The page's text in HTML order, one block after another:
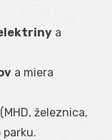
a
a miera
(MHD, železnica,